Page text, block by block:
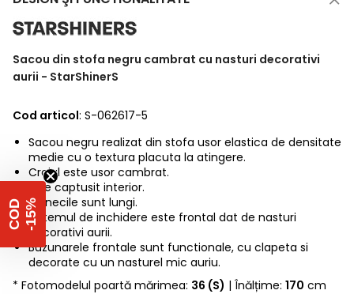
Sacou din stofa negru cambrat cu nasturi decorativi
aurii - StarShinerS
Cod articol: S-062617-5
Sacou negru realizat din stofa usor elastica de densitate
medie cu o textura placuta la atingere.
Croiul este usor cambrat.
Este captusit interior.
Manecile sunt lungi.
Sistemul de inchidere este frontal dat de nasturi
decorativi aurii.
Buzunarele frontale sunt functionale, cu clapeta si
decorate cu un nasturel mic auriu.
* Fotomodelul poartă mărimea: 36 (S) | Înălțime: 170 cm
C
O
D
-
1
5 %